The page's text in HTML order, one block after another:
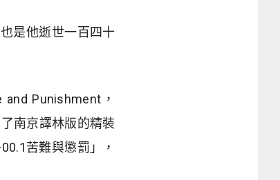
是他逝世一百四十
Punishment，
南京譯林版的精裝
苦難與懲罰」，